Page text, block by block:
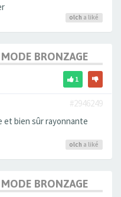
olch a liké
BRONZAGE
1
#2946249
et bien sûr rayonnante
olch a liké
BRONZAGE